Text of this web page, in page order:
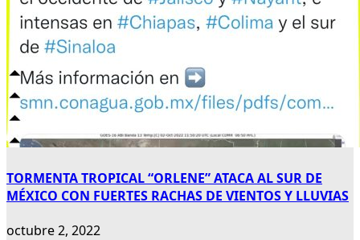
TORMENTA TROPICAL “ORLENE” ATACA AL SUR DE
MÉXICO CON FUERTES RACHAS DE VIENTOS Y LLUVIAS
octubre 2, 2022